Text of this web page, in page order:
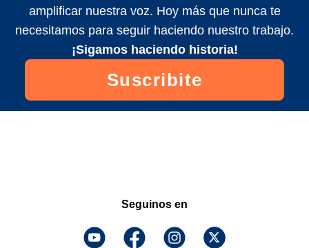
amplificar nuestra voz. Hoy más que nunca te
necesitamos para seguir haciendo nuestro trabajo.
¡Sigamos haciendo historia!
Suscribite
Seguinos en